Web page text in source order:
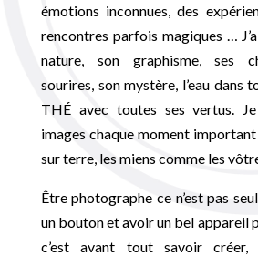
émotions inconnues, des
rencontres parfois magiques …
nature, son graphisme, ses
sourires, son mystère, l’eau dans
THÉ avec toutes ses vertus.
images chaque moment
sur terre, les miens comme les
Être photographe ce n’est pas
un bouton et avoir un bel appareil
c’est avant tout savoir créer,